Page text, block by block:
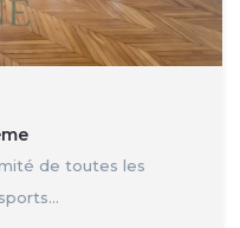
de toutes les